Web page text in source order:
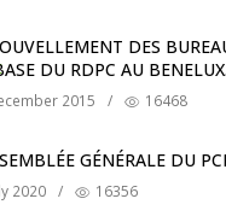
DES
DU RDPC AU BENELUX.
2015 / 16468
GÉNÉRALE DU
2020 / 16356